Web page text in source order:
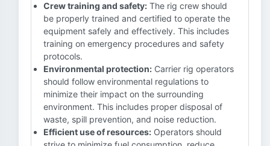
Crew training and safety: The rig crew should
be properly trained and certified to operate the
equipment safely and effectively. This includes
training on emergency procedures and safety
protocols.
Environmental protection: Carrier rig operators
should follow environmental regulations to
minimize their impact on the surrounding
environment. This includes proper disposal of
waste, spill prevention, and noise reduction.
Efficient use of resources: Operators should